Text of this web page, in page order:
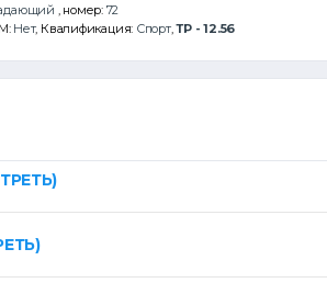
, номер: 72
Нет, Квалификация: Спорт,ТР - 12.56